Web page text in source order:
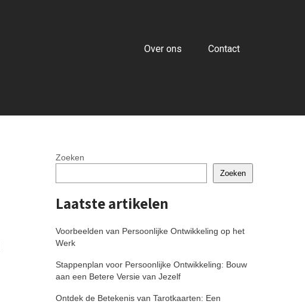
Over ons Contact
Zoeken
Zoeken
Laatste artikelen
Voorbeelden van Persoonlijke Ontwikkeling op het
Werk
Stappenplan voor Persoonlijke Ontwikkeling: Bouw
aan een Betere Versie van Jezelf
Ontdek de Betekenis van Tarotkaarten: Een